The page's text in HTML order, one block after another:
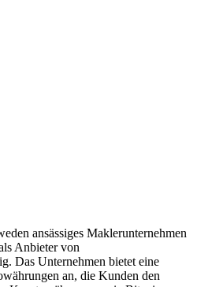
ansässiges Maklerunternehmen
Anbieter von
Das Unternehmen bietet eine
an, die Kunden den